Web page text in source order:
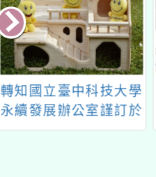
轉知國立臺中科技大學
永續發展辦公室謹訂於